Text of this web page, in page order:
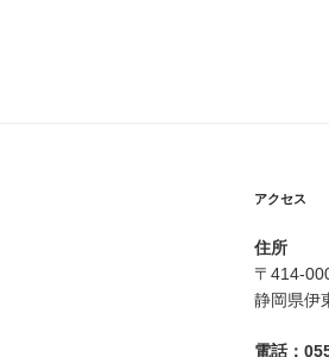
アクセス
住所
〒414-
静岡県伊
電話：